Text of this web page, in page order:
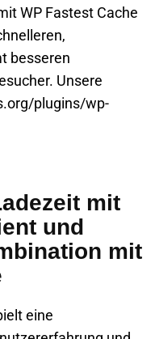
WP Fastest Cache
besseren
Unsere
plugins/wp-
mit
und
mit
eine